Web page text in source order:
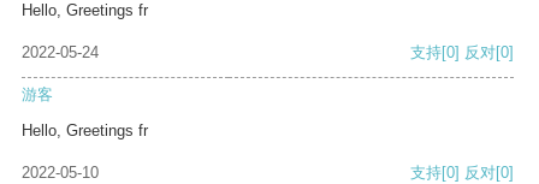
Hello, Greetings fr
2022-05-24 支持[0] 反对[0]
游客
Hello, Greetings fr
2022-05-10 支持[0] 反对[0]